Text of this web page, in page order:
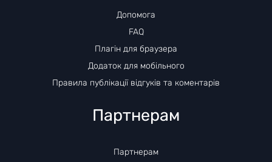
Допомога
FAQ
Плагін для браузера
Додаток для мобільного
Правила публікації відгуків та коментарів
Партнерам
Партнерам